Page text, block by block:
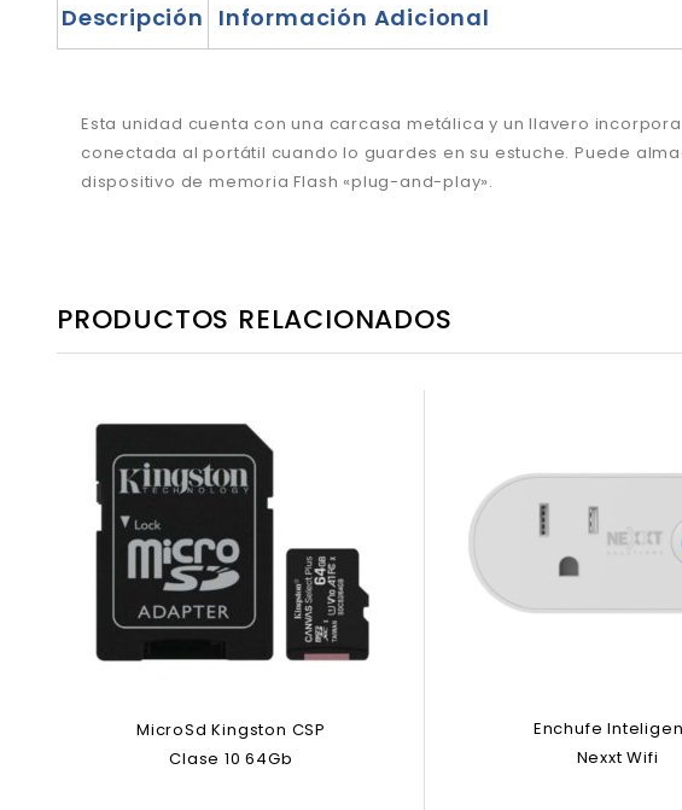
Descripción Información Adicional
Esta unidad cuenta con una carcasa metálica y un llavero
conectada al portátil cuando lo guardes en su estuche. Puede
dispositivo de memoria Flash «plug-and-play».
PRODUCTOS RELACIONADOS
MicroSd Kingston CSP
Clase 10 64Gb
Enchufe
Nexxt Wifi